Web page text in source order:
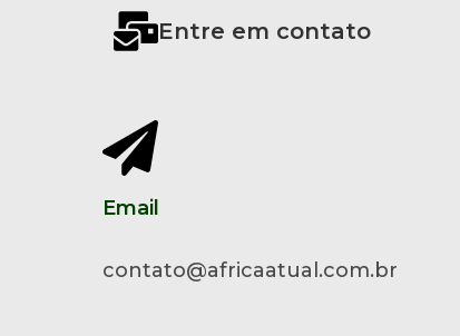
Entre em contato
Email
contato@africaatual.com.br